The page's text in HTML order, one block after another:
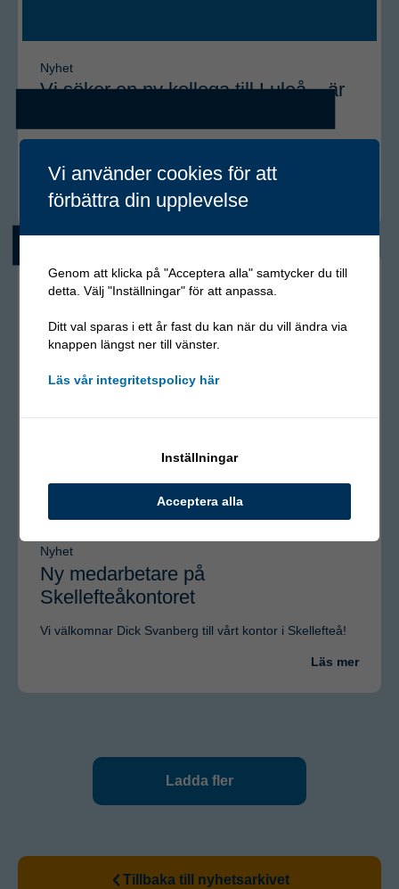
Nyhet
Vi söker en ny kollega till Luleå – är
vara med och bidra till utvecklingen i norra Sverige –…
Nyhet
Ny medarbetare på
Skellefteåkontoret
Vi välkomnar Dick Svanberg till vårt kontor i Skellefteå!
Läs mer
Ladda fler
Tillbaka till nyhetsarkivet
Vi använder cookies för att
förbättra din upplevelse
Genom att klicka på "Acceptera alla" samtycker du till
detta. Välj "Inställningar" för att anpassa.
Ditt val sparas i ett år fast du kan när du vill ändra via
knappen längst ner till vänster.
Läs vår integritetspolicy här
Inställningar
Acceptera alla